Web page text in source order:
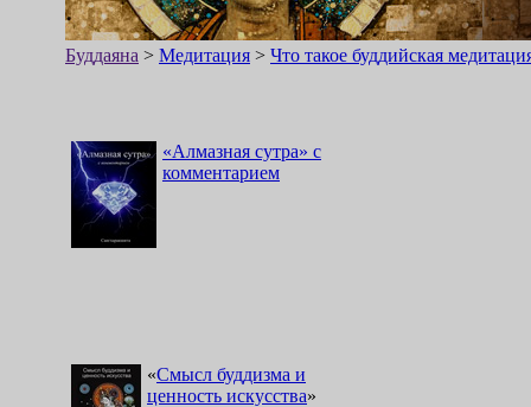
Буддаяна > Медитация > Что такое буддийская
«Алмазная сутра» с
комментарием
«Смысл буддизма и
ценность искусства»